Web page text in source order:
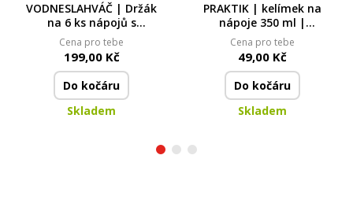
VODNESLAHVÁČ | Držák
na 6 ks nápojů s
rukojetí | na lahve,
kelímky i PETky |
modrý
Cena pro tebe
199,00 Kč
Do kočáru
Skladem
PRAKTIK | kelímek na
nápoje 350 ml |
opakovaně použitelný
plastový kelímek
Cena pro tebe
49,00 Kč
Do kočáru
Skladem